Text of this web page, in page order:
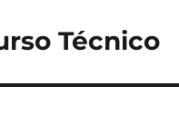
Técnico